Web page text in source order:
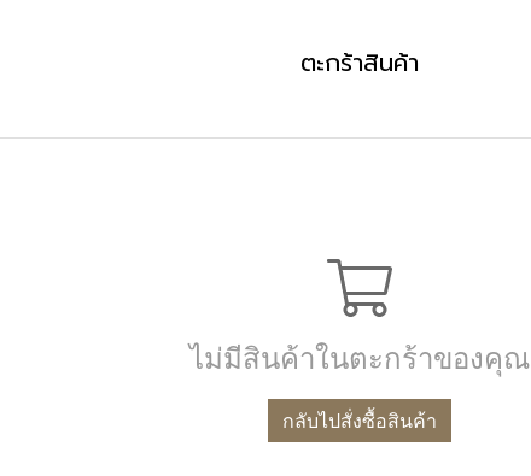
ตะกร้าสินค้า
ไม่มีสินค้าในตะกร้าของคุณ
กลับไปสั่งซื้อสินค้า